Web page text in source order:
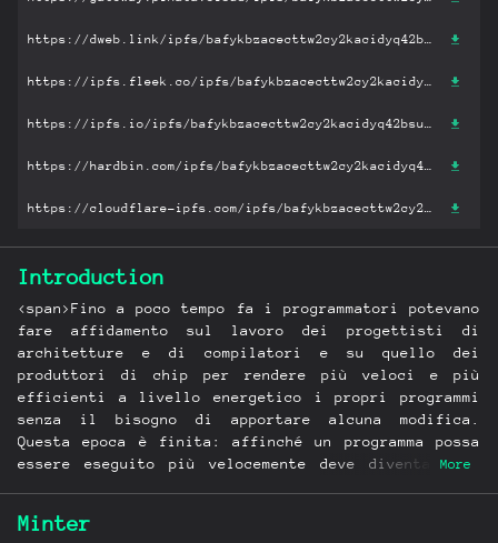
Introduction
<span>Fino a poco tempo fa i programmatori potevano
fare affidamento sul lavoro dei progettisti di
architetture e di compilatori e su quello dei
produttori di chip per rendere più veloci e più
efficienti a livello energetico i propri programmi
senza il bisogno di apportare alcuna modifica.
Questa epoca è finita: affinché un programma possa
essere eseguito più velocemente deve diventare un
dell’informatica conoscano sia il software sia
More
Minter